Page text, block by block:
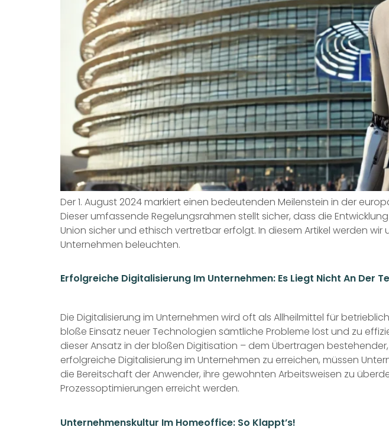
Der 1. August 2024 markiert einen bedeutenden Meilenstein in der
Dieser umfassende Regelungsrahmen stellt sicher, dass die
Union sicher und ethisch vertretbar erfolgt. In diesem Artikel werden
Unternehmen beleuchten.
Erfolgreiche Digitalisierung Im Unternehmen: Es Liegt Nicht An Der
Die Digitalisierung im Unternehmen wird oft als Allheilmittel für
bloße Einsatz neuer Technologien sämtliche Probleme löst und zu
dieser Ansatz in der bloßen Digitisation – dem Übertragen
erfolgreiche Digitalisierung im Unternehmen zu erreichen, müssen
die Bereitschaft der Anwender, ihre gewohnten Arbeitsweisen zu
Prozessoptimierungen erreicht werden.
Unternehmenskultur Im Homeoffice: So Klappt’s!